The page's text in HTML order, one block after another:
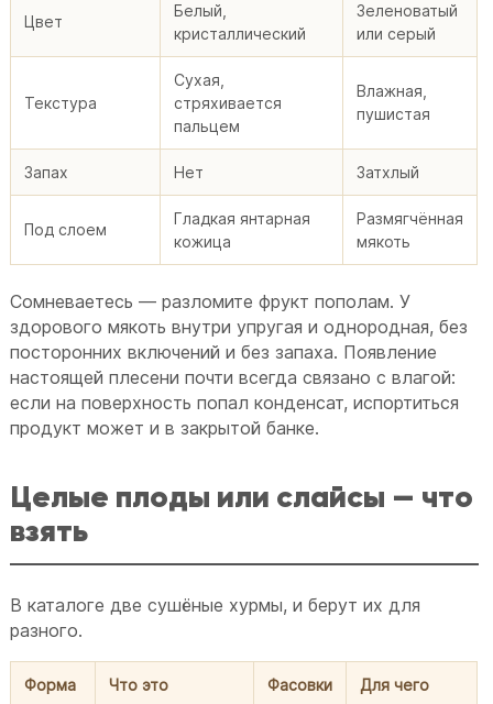
Цвет
Белый,
кристаллический
Зеленоватый
или серый
Текстура
Сухая,
стряхивается
пальцем
Влажная,
пушистая
Запах Нет Затхлый
Под слоем
Гладкая янтарная
кожица
Размягчённая
мякоть
Сомневаетесь — разломите фрукт пополам. У
здорового мякоть внутри упругая и однородная, без
посторонних включений и без запаха. Появление
настоящей плесени почти всегда связано с влагой:
если на поверхность попал конденсат, испортиться
продукт может и в закрытой банке.
Целые плоды или слайсы — что
взять
В каталоге две сушёные хурмы, и берут их для
разного.
Форма Что это Фасовки Для чего